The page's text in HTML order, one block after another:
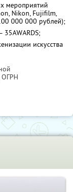
мероприятий
Nikon, Fujifilm,
000 000 рублей);
искусства
ОГРН